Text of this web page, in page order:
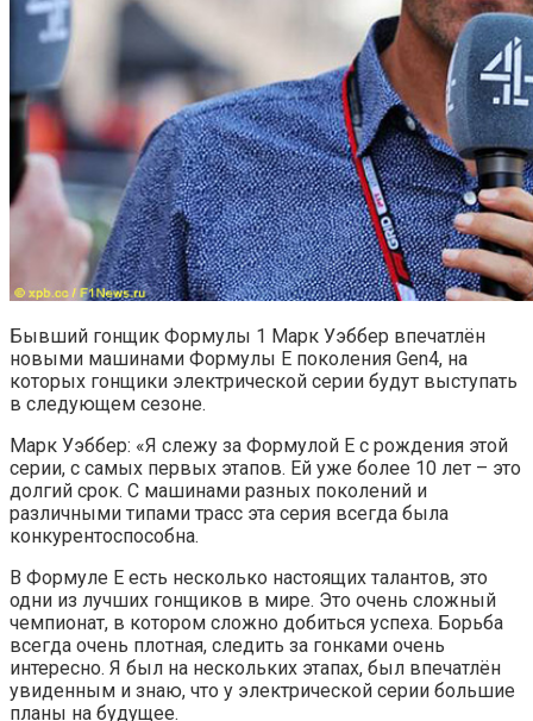
Бывший гонщик Формулы 1 Марк Уэббер впечатлён
новыми машинами Формулы E поколения Gen4, на
которых гонщики электрической серии будут выступать
в следующем сезоне.
Марк Уэббер: «Я слежу за Формулой E с рождения этой
серии, с самых первых этапов. Ей уже более 10 лет – это
долгий срок. С машинами разных поколений и
различными типами трасс эта серия всегда была
конкурентоспособна.
В Формуле Е есть несколько настоящих талантов, это
одни из лучших гонщиков в мире. Это очень сложный
чемпионат, в котором сложно добиться успеха. Борьба
всегда очень плотная, следить за гонками очень
интересно. Я был на нескольких этапах, был впечатлён
увиденным и знаю, что у электрической серии большие
планы на будущее.